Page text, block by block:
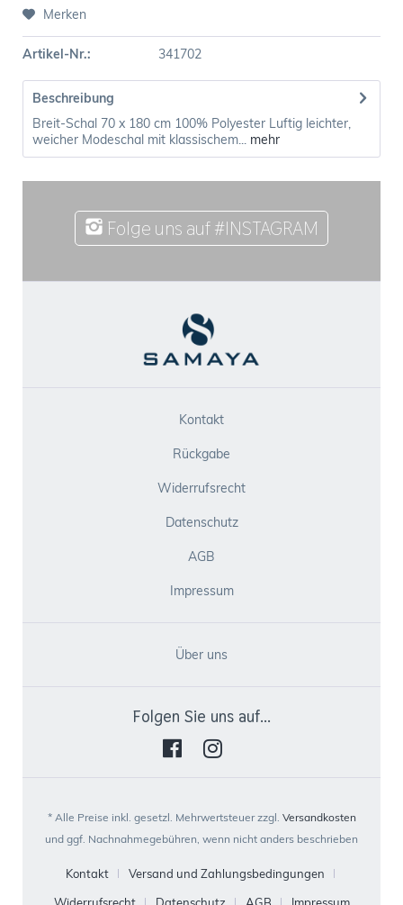
Merken
Artikel-Nr.: 341702
Beschreibung
Breit-Schal 70 x 180 cm 100% Polyester Luftig leichter,
weicher Modeschal mit klassischem... mehr
Folge uns auf #INSTAGRAM
Kontakt
Rückgabe
Widerrufsrecht
Datenschutz
AGB
Impressum
Über uns
Folgen Sie uns auf...
* Alle Preise inkl. gesetzl. Mehrwertsteuer zzgl. Versandkosten
und ggf. Nachnahmegebühren, wenn nicht anders beschrieben
Kontakt
Versand und Zahlungsbedingungen